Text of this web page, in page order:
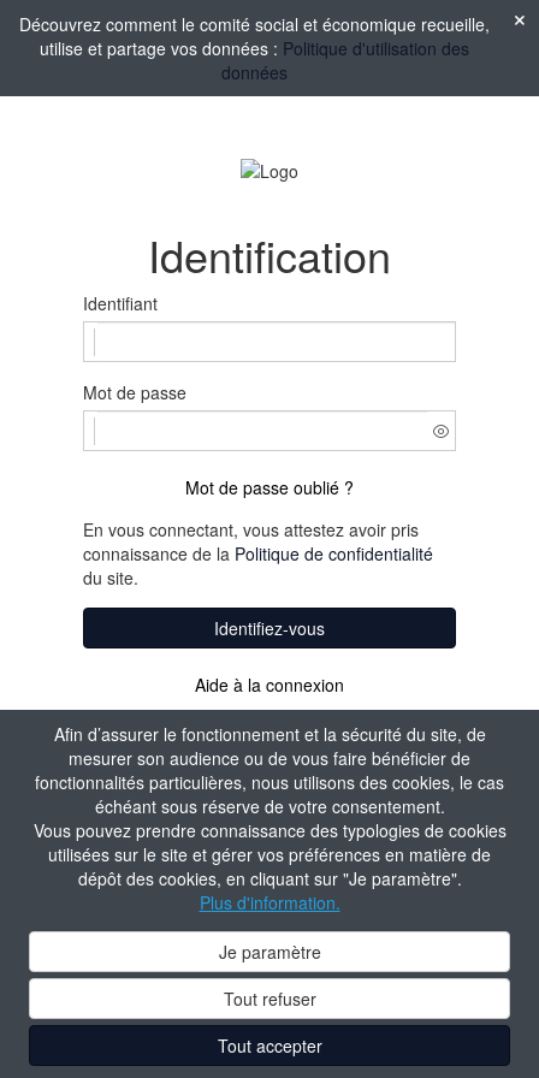
Afin d’assurer le fonctionnement et la sécurité du site, de
mesurer son audience ou de vous faire bénéficier de
fonctionnalités particulières, nous utilisons des cookies, le cas
échéant sous réserve de votre consentement.
Vous pouvez prendre connaissance des typologies de cookies
utilisées sur le site et gérer vos préférences en matière de
dépôt des cookies, en cliquant sur "Je paramètre".
Plus d'information.
Je paramètre
Tout refuser
Tout accepter
Découvrez comment le comité social et économique recueille,
utilise et partage vos données : Politique d'utilisation des
données
Identification
Identifiant
Mot de passe
Mot de passe oublié ?
En vous connectant, vous attestez avoir pris
connaissance de la Politique de confidentialité
du site.
Identifiez-vous
Aide à la connexion